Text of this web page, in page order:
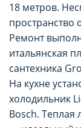
18 метров.
пространство
Ремонт
итальянская
сантехника
На кухне
холодильник
Bosch.